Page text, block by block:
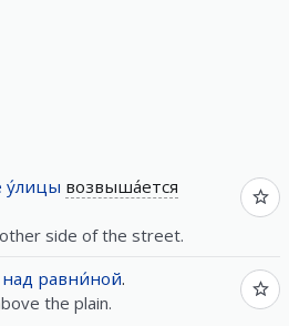
у́лицы возвыша́ется
side of the street.
над равни́ной.
the plain.